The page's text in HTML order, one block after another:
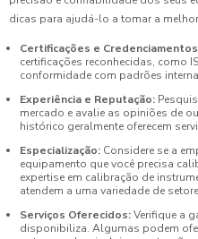
dicas para ajudá-lo a tomar a
Certificações e
certificações reconhecidas, como
conformidade com padrões
Experiência e Reputação:
mercado e avalie as opiniões de
histórico geralmente oferecem
Especialização: Considere se a
equipamento que você precisa
expertise em calibração de
atendem a uma variedade de
Serviços Oferecidos:Verifique a
disponibiliza. Algumas podem